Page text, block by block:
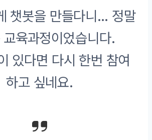
챗봇을 만들다니… 정말
교육과정이었습니다.
있다면 다시 한번 참여
하고 싶네요.